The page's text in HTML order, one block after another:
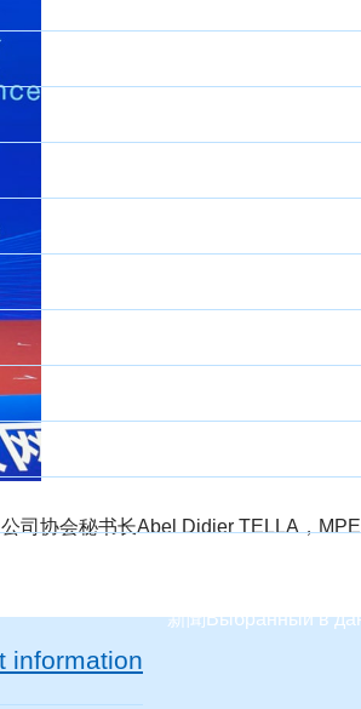
新聞Выбранный в
司协会秘书长Abel Didier TELLA ， MPEI
information